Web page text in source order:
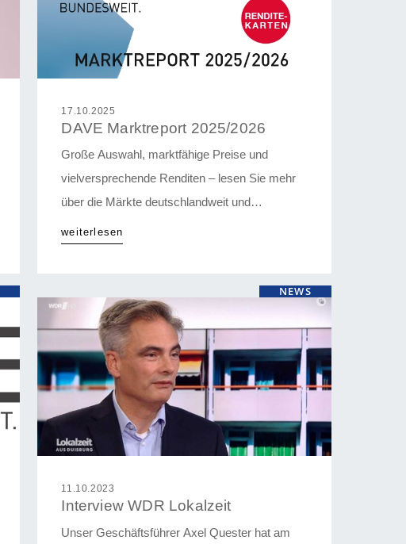
17.10.2025
DAVE Marktreport 2025/2026
Große Auswahl, marktfähige Preise und
vielversprechende Renditen – lesen Sie mehr
über die Märkte deutschlandweit und
informieren Sie sich im DAVE Marktreport
weiterlesen
NEWS
11.10.2023
Interview WDR Lokalzeit
Unser Geschäftsführer Axel Quester hat am